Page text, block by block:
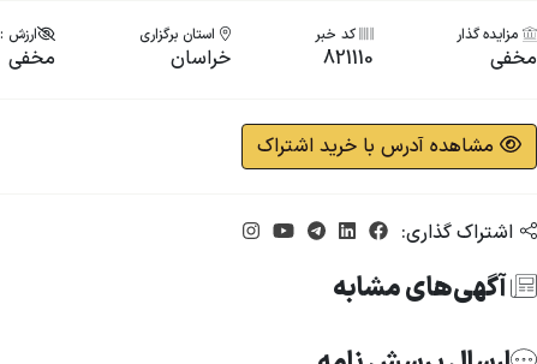
مزایده گذار
مخفی
کد خبر
821110
استان برگزاری
خراسان
ارزش :
مخفی
مشاهده آدرس با خرید اشتراک
اشتراک گذاری:
آگهی‌های مشابه